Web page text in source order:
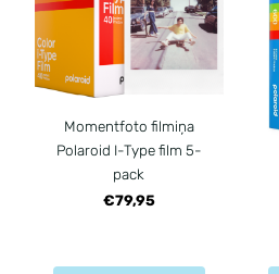
Momentfoto filmiņa
Polaroid I-Type film 5-
pack
€79,95